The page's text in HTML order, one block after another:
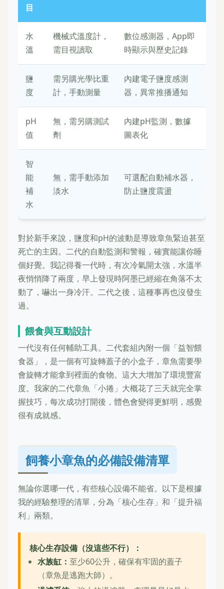
目
水
溫
機械式溫度計，
需目視讀取
數位感測器，App即
時顯示與歷史記錄
鹽
度
需另購光學比重
計，手動測量
內建電子鹽度感測
器，異常推播通知
pH
值
無，需另購測試
劑
內建pH監測，數據
圖表化
智
能
補
水
無，需手動添加
淡水
可選配自動補水器，
防止鹽度震盪
對於新手來說，鹽度和pH的波動是導致章魚緊迫甚至
死亡的主因。二代的自動監測和警報，確實能讓你睡
個好覺。我記得養一代時，有次冷氣開太強，水溫半
夜悄悄降了兩度，早上發現時阿墨已經縮在角落不太
動了，嚇出一身冷汗。二代之後，這種事再也沒發生
過。
餵食與互動設計
一代沒有任何輔助工具。二代套組內附一個「益智餵
食器」，是一個有可旋轉蓋子的小盒子，章魚需要學
會旋轉才能拿到裡面的食物。這大大增加了環境豐富
度。我家的二代章魚「小捲」大概花了三天就完全掌
握技巧，每次成功打開後，體色會變得更鮮明，感覺
很有成就感。
飼養小章魚的必備設備清單
無論你選哪一代，有些核心設備不能省。以下是根據
我的經驗整理的清單，分為「核心生存」和「提升福
利」兩類。
核心生存設備（沒這些不行）：
水族缸： 至少60公升，確保有牢固的蓋子
（章魚是逃跑大師）。